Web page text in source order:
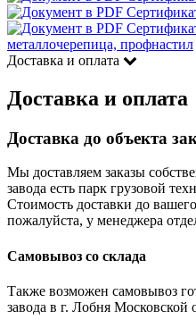
металлочерепица, профнастил
Доставка и оплата
Доставка и оплата
Доставка до объекта
Мы доставляем заказы
завода есть парк грузовой
Стоимость доставки до
пожалуйста, у менеджера
Самовывоз со склада
Также возможен самовывоз
завода в г. Лобня Московской